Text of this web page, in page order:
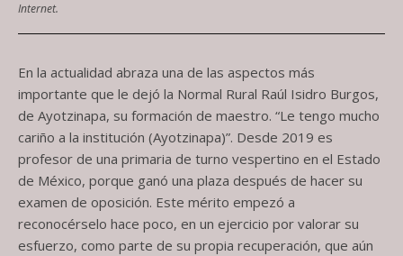
Internet.
En la actualidad abraza una de las aspectos más
importante que le dejó la Normal Rural Raúl Isidro Burgos,
de Ayotzinapa, su formación de maestro. “Le tengo mucho
cariño a la institución (Ayotzinapa)”. Desde 2019 es
profesor de una primaria de turno vespertino en el Estado
de México, porque ganó una plaza después de hacer su
examen de oposición. Este mérito empezó a
reconocérselo hace poco, en un ejercicio por valorar su
esfuerzo, como parte de su propia recuperación, que aún